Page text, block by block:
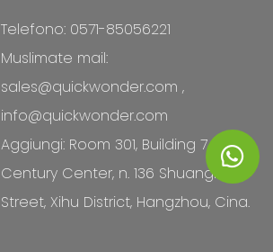
Telefono: 0571-85056221
Muslimate mail:
sales@quickwonder.com ,
info@quickwonder.com
Aggiungi: Room 301, Building 7, Xixi
Century Center, n. 136 Shuanglong
Street, Xihu District, Hangzhou, Cina.